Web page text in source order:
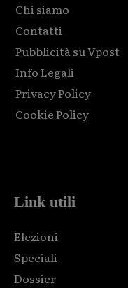
Chi siamo
Contatti
Pubblicità su Vpost
Info Legali
Privacy Policy
Cookie Policy
Link utili
Elezioni
Speciali
Dossier